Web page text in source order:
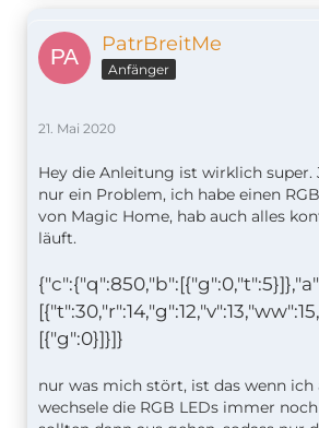
PatrBreitMe
Anfänger
21. Mai 2020
Hey die Anleitung ist wirklich super.
nur ein Problem, ich habe einen
von Magic Home, hab auch alles
läuft.
[{"g":0}]}]}
nur was mich stört, ist das wenn
wechsele die RGB LEDs immer